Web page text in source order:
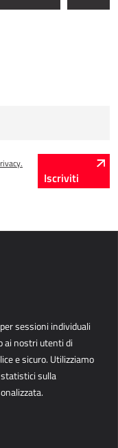
Iscriviti
303
sessioni individuali
ai nostri utenti di
e sicuro. Utilizziamo
sulla